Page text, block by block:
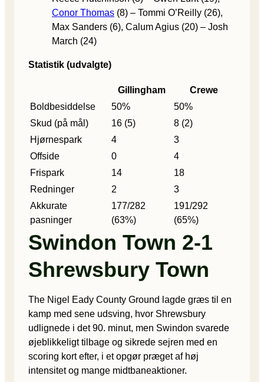
Conor Thomas (8) – Tommi O’Reilly (26),
Max Sanders (6), Calum Agius (20) – Josh
March (24)
Statistik (udvalgte)
Gillingham
Crewe
Boldbesiddelse
50%
50%
Skud (på mål)
16 (5)
8 (2)
Hjørnespark
4
3
Offside
0
4
Frispark
14
18
Redninger
2
3
Akkurate
pasninger
177/282
(63%)
191/292
(65%)
Swindon Town 2-1
Shrewsbury Town
The Nigel Eady County Ground lagde græs til en
kamp med sene udsving, hvor Shrewsbury
udlignede i det 90. minut, men Swindon svarede
øjeblikkeligt tilbage og sikrede sejren med en
scoring kort efter, i et opgør præget af høj
intensitet og mange midtbaneaktioner.